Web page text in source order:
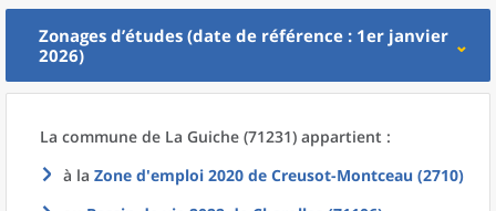
Zonages d’études (date de référence : 1er janvier
2026)
La commune de La Guiche (71231) appartient :
à la Zone d'emploi 2020 de Creusot-Montceau (2710)